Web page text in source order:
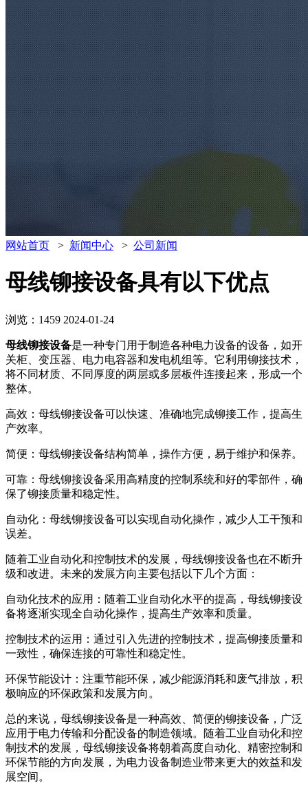
网站首页 > 新闻中心 > 公司新闻
母线铆接设备具有以下优点
浏览：1459 2024-01-24
母线铆接设备是一种专门用于制造各种电力设备的设备，如开
关柜、变压器、电力电容器和发电机组等。它利用铆接技术，
将不同材质、不同厚度的两层或多层板件连接起来，形成一个
整体。
高效：母线铆接设备可以快速、准确地完成铆接工作，提高生
产效率。
简便：母线铆接设备结构简单，操作方便，易于维护和保养。
可靠：母线铆接设备采用高精度的控制系统和好的零部件，确
保了铆接质量和稳定性。
自动化：母线铆接设备可以实现自动化操作，减少人工干预和
误差。
随着工业自动化和控制技术的发展，母线铆接设备也在不断升
级和改进。未来的发展方向主要包括以下几个方面：
自动化技术的应用：随着工业自动化水平的提高，母线铆接设
备将逐渐实现全自动化操作，提高生产效率和质量。
控制技术的运用：通过引入先进的控制技术，提高铆接质量和
一致性，确保连接的可靠性和稳定性。
环保节能设计：注重节能环保，减少能源消耗和废气排放，积
极响应的环保政策和发展方向。
总的来说，母线铆接设备是一种高效、简便的铆接设备，广泛
应用于电力传输和分配设备的制造领域。随着工业自动化和控
制技术的发展，母线铆接设备将朝着高度自动化、精密控制和
环保节能的方向发展，为电力设备制造业带来更大的效益和发
展空间。